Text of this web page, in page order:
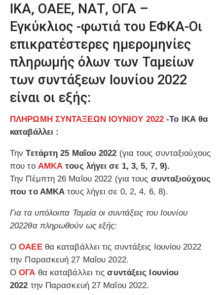
ΙΚΑ, ΟΑΕΕ, ΝΑΤ, ΟΓΑ –
Εγκύκλιος -φωτιά του ΕΦΚΑ-Οι
επικρατέστερες ημερομηνίες
πληρωμής όλων των Ταμείων
των συντάξεων Ιουνίου 2022
είναι οι εξής:
ΠΛΗΡΩΜΗ ΣΥΝΤΑΞΕΩΝ ΙΟΥΝΙΟΥ 2022 -Το ΙΚΑ θα
καταβάλλει :
ΤηνΤετάρτη 25 Μαΐου 2022 (για τους συνταξιούχους
που το ΑΜΚΑ τους λήγει σε 1, 3, 5, 7, 9).
Την Πέμπτη 26 Μαΐου 2022 (για τους συνταξιούχους
που το ΑΜΚΑ τους λήγει σε 0, 2, 4, 6, 8).
Για τα υπόλοιπα Ταμεία οι συντάξεις του Ιουνίου
2022θα πληρωθούν ως εξής:
ΟΟΑΕΕθα καταβάλλει τις συντάξεις Ιουνίου 2022
την Παρασκευή 27 Μαΐου 2022.
ΟΟΓΑ θα καταβάλλει τις συντάξεις Ιουνίου
2022 την Παρασκευή 27 Μαΐου 2022.